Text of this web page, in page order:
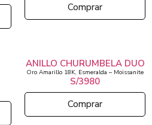
Comprar
ANILLO CHURUMBELA DUO
Oro Amarillo 18K, Esmeralda – Moissanite
S/3980
Comprar